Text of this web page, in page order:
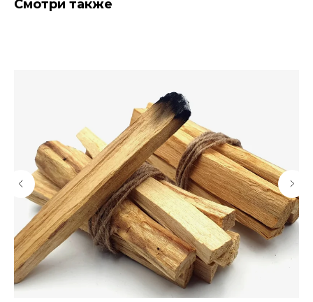
Смотри также